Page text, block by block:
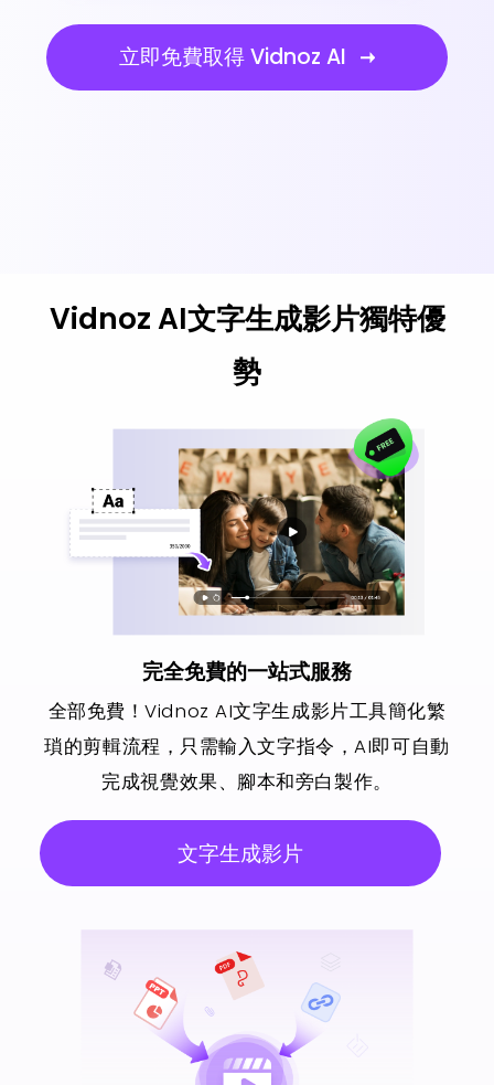
立即免費取得 Vidnoz AI
Vidnoz AI文字生成影片獨特優
勢
完全免費的一站式服務
全部免費！Vidnoz AI文字生成影片工具簡化繁
瑣的剪輯流程，只需輸入文字指令，AI即可自動
完成視覺效果、腳本和旁白製作。
文字生成影片